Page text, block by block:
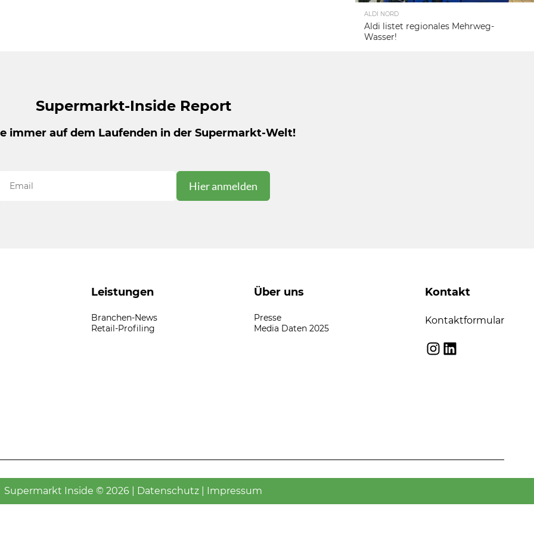
ALDI NORD
Aldi listet regionales Mehrweg-
Wasser!
Supermarkt-Inside Report
immer auf dem Laufenden in der Supermarkt-Welt!
Leistungen
Branchen-News
Retail-Profiling
Über uns
Presse
Media Daten 2025
Kontakt
Kontaktformular
Instagram
LinkedIn
Supermarkt Inside © 2026 | Datenschutz Impressum